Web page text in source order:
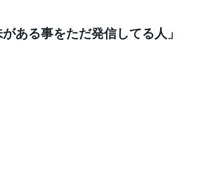
ある事をただ発信してる人」